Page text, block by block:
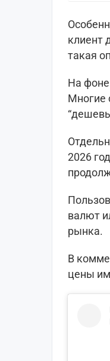
клиент
такая
На фоне
Многие
2026
валют
рынка.
В
цены